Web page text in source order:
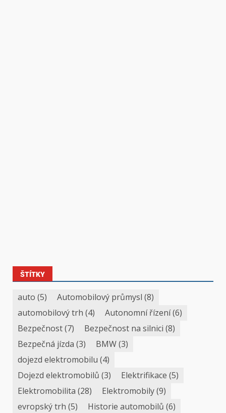
ŠTÍTKY
auto (5) Automobilový průmysl (8)
automobilový trh (4) Autonomní řízení(6)
Bezpečnost(7) Bezpečnost na silnici (8)
Bezpečná jízda (3) BMW(3)
dojezd elektromobilu (4)
Dojezd elektromobilů (3) Elektrifikace (5)
Elektromobilita (28) Elektromobily(9)
evropský trh (5) Historie automobilů (6)